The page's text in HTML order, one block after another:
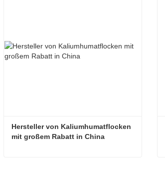
Hersteller von Kaliumhumatflocken
mit großem Rabatt in China